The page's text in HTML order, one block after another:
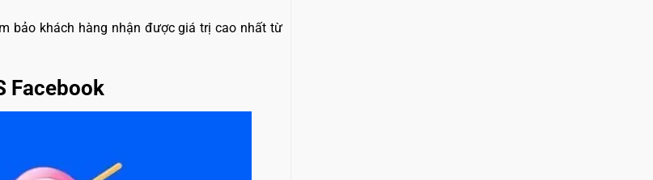
bảo khách hàng nhận được giá trị cao nhất từ
Facebook